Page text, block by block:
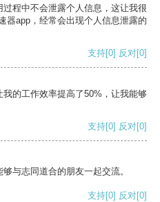
程中不会泄露个人信息，这让我很
器app，经常会出现个人信息泄露的
支持[0] 反对[0]
的工作效率提高了50%，让我能够
支持[0] 反对[0]
与志同道合的朋友一起交流。
支持[0] 反对[0]